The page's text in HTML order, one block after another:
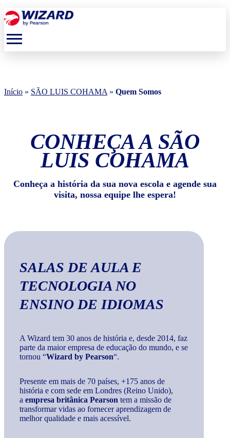
menu
Início » SÃO LUIS COHAMA » Quem Somos
CONHEÇA A SÃO
LUIS COHAMA
Conheça a história da sua nova escola e agende sua
visita, nossa equipe lhe espera!
SALAS DE AULA E
TECNOLOGIANO
ENSINO DE IDIOMAS
A Wizard tem 30 anos de história e, desde 2014, faz
parte da maior empresa de educação do mundo, e se
tornou “Wizard by Pearson“.
Presente em mais de 70 países, +175 anos de
história e com sede em Londres (Reino Unido),
a empresa britânica Pearson tem a missão de
transformar vidas ao fornecer aprendizagem de
melhor qualidade e mais acessível.